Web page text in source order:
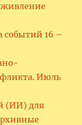
событий 16 –
Июль
(ИИ) для